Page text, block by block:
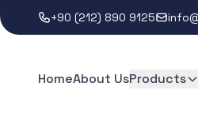
+90 (212) 890 9125
HomeAbout UsProducts